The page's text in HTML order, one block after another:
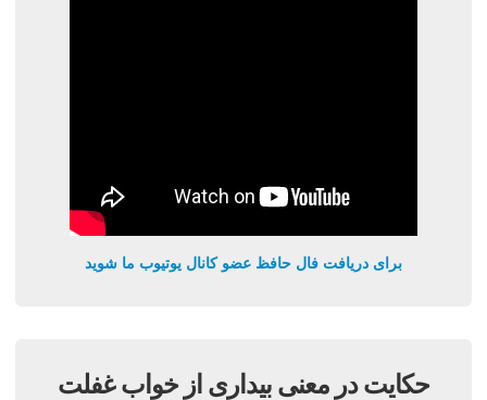
برای دریافت فال حافظ عضو کانال یوتیوب ما شوید
حكايت در معنى بيدارى از خواب غفلت